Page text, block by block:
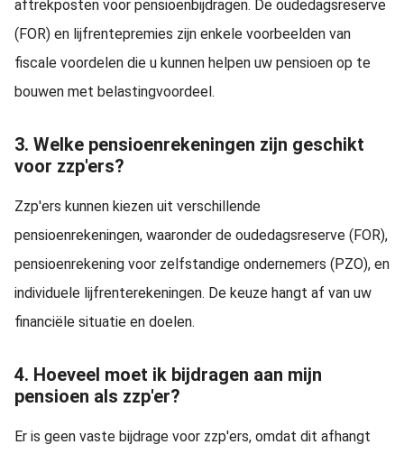
aftrekposten voor pensioenbijdragen. De oudedagsreserve
(FOR) en lijfrentepremies zijn enkele voorbeelden van
fiscale voordelen die u kunnen helpen uw pensioen op te
bouwen met belastingvoordeel.
3. Welke pensioenrekeningen zijn geschikt
voor zzp'ers?
Zzp'ers kunnen kiezen uit verschillende
pensioenrekeningen, waaronder de oudedagsreserve (FOR),
pensioenrekening voor zelfstandige ondernemers (PZO), en
individuele lijfrenterekeningen. De keuze hangt af van uw
financiële situatie en doelen.
4. Hoeveel moet ik bijdragen aan mijn
pensioen als zzp'er?
Er is geen vaste bijdrage voor zzp'ers, omdat dit afhangt